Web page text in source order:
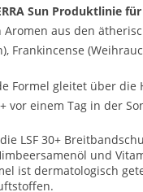
Sun Produktlinie
aus den
Frankincense
gleitet über
einem Tag in der
LSF 30+
und
ist dermatologisch